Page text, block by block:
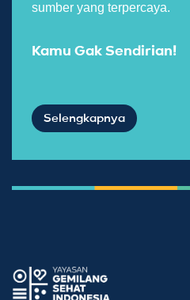
sumber yang terpercaya.
Kamu Gak Sendirian!
Selengkapnya